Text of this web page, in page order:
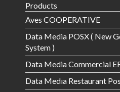
Products
Aves COOPERATIVE
Data Media POSX ( New
System )
Data Media Commercial
Data Medıa Restaurant